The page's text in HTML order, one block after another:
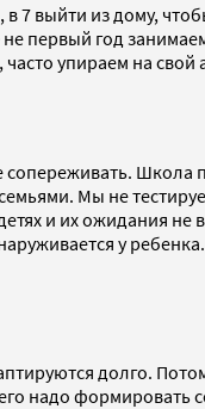
7 выйти из дому,
первый год
упираем на
Школа
Мы не
и их ожидания не
у ребенка.
долго.
надо